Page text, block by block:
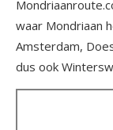
waar Mondriaan
Amsterdam,
dus ook